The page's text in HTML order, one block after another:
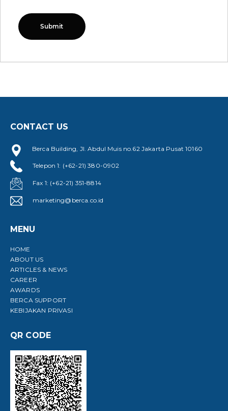
CONTACT US
Berca Building, Jl. Abdul Muis no.62 Jakarta Pusat 10160
Telepon 1: (+62-21) 380-0902
Fax 1: (+62-21) 351-8814
marketing@berca.co.id
MENU
HOME
ABOUT US
ARTICLES & NEWS
CAREER
AWARDS
BERCA SUPPORT
KEBIJAKAN PRIVASI
QR CODE